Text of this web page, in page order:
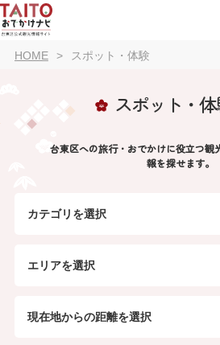
HOME スポット・体験
スポット・
台東区への旅行・おでかけに役立つ観
報を探せます。
カテゴリを選択
エリアを選択
現在地からの距離を選択